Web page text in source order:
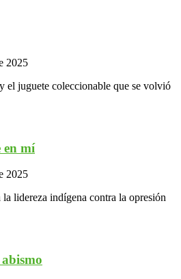
2025
el juguete coleccionable que se volvió
en mí
2025
lidereza indígena contra la opresión